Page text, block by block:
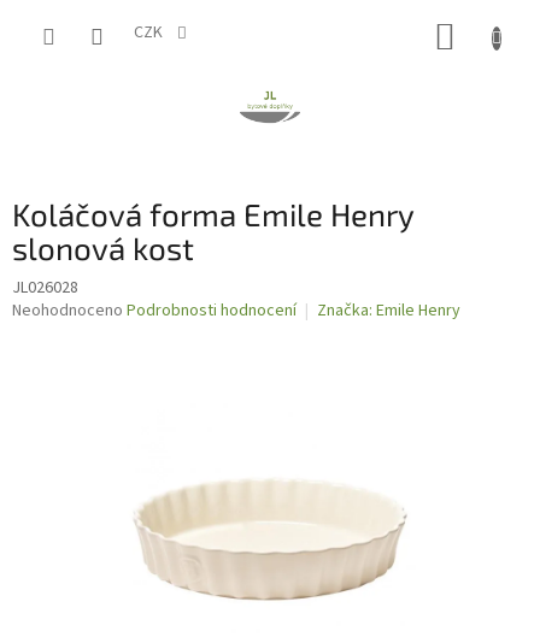
CZK
Koláčová forma Emile Henry
slonová kost
JL026028
Průměrné
Neohodnoceno Podrobnosti hodnocení Značka: Emile Henry